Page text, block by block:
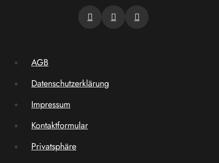
AGB
Datenschutzerklärung
Impressum
Kontaktformular
Privatsphäre